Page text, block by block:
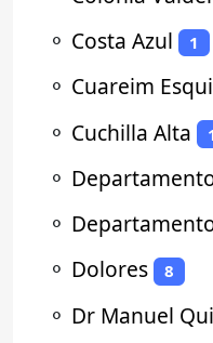
⚬ Costa Azul 1
⚬ Cuareim
⚬ Cuchilla Alta
⚬
⚬
⚬ Dolores 8
⚬ Dr Manuel